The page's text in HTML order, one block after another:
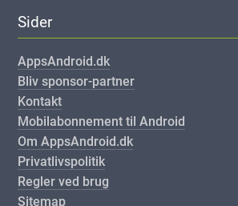
Sider
AppsAndroid.dk
Bliv sponsor-partner
Kontakt
Mobilabonnement til Android
Om AppsAndroid.dk
Privatlivspolitik
Regler ved brug
Sitemap